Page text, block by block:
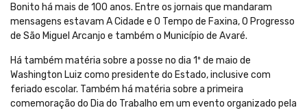
Bonito há mais de 100 anos. Entre os jornais que mandaram
mensagens estavam A Cidade e O Tempo de Faxina, O Progresso
de São Miguel Arcanjo e também o Município de Avaré.
Há também matéria sobre a posse no dia 1º de maio de
Washington Luiz como presidente do Estado, inclusive com
feriado escolar. Também há matéria sobre a primeira
comemoração do Dia do Trabalho em um evento organizado pela